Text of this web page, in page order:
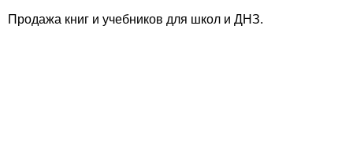
Продажа книг и учебников для школ и ДНЗ.